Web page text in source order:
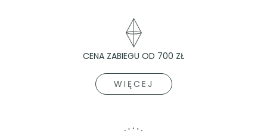
CENA ZABIEGU OD 700 ZŁ
WIĘCEJ